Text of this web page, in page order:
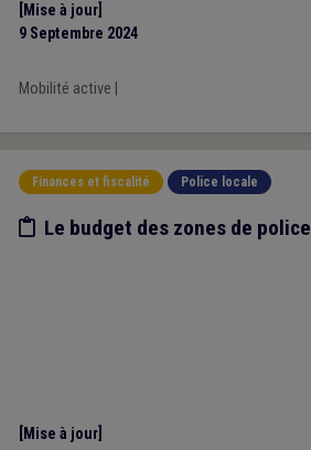
[Mise à jour]
9 Septembre 2024
Mobilité active
Finances et fiscalité Police locale
Etude/chiffres
Le budget des zones de police
[Mise à jour]